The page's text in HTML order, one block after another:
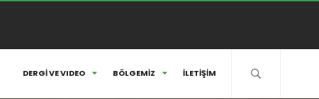
DERGİ VE VIDEO BÖLGEMİZ İLETİŞİM